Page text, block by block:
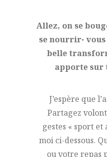
Allez, on se
se nourrir-
belle
apporte sur
J’espère que
Partagez
gestes « sport
moi ci-dessous.
ou votre repas